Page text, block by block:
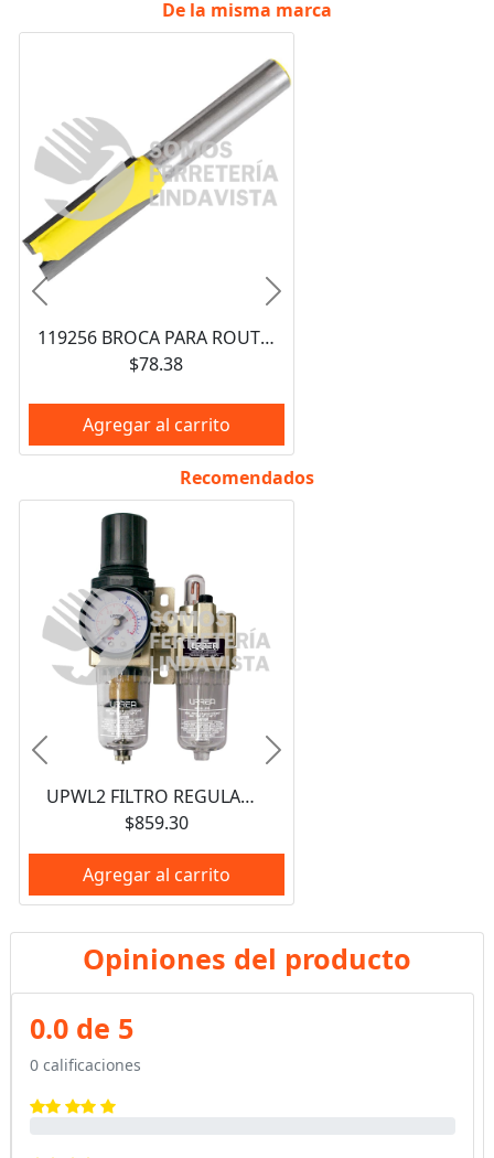
De la misma marca
119256 BROCA PARA ROUTER DE ACERO RECTA DE 2 FILOS 3/4" ZANCO DE 1/4" SURTEK
$78.38
Agregar al carrito
Anterior Siguiente
Recomendados
UPWL2 FILTRO REGULADOR Y LUBRICADOR DE AIRE 1/4" NPT URREA
$859.30
Agregar al carrito
Anterior Siguiente
Opiniones del producto
0.0 de 5
0 calificaciones